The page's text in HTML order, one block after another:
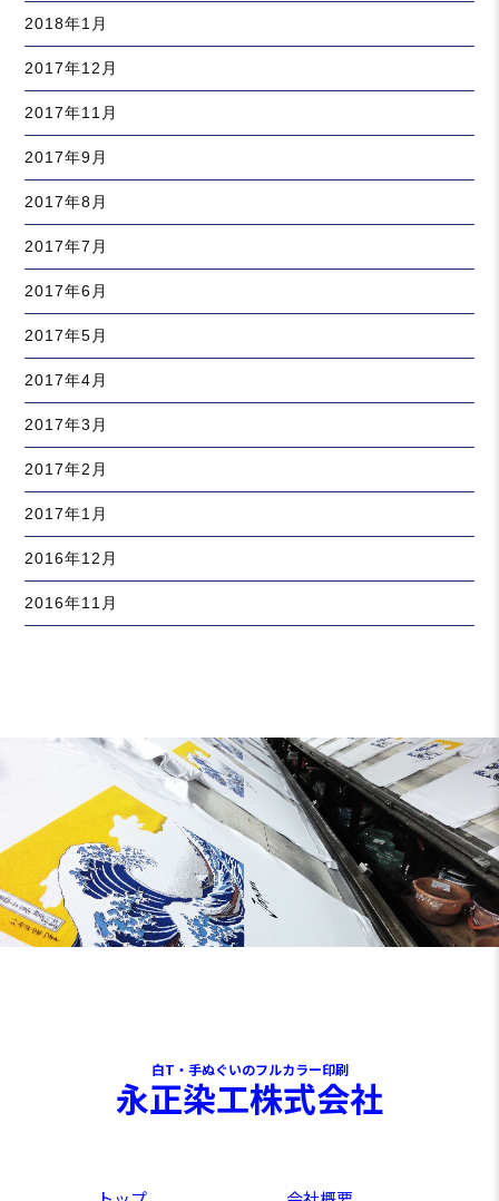
2018年1月
2017年12月
2017年11月
2017年9月
2017年8月
2017年7月
2017年6月
2017年5月
2017年4月
2017年3月
2017年2月
2017年1月
2016年12月
2016年11月
白T・手ぬぐいのフルカラー印刷
永正染工株式会社